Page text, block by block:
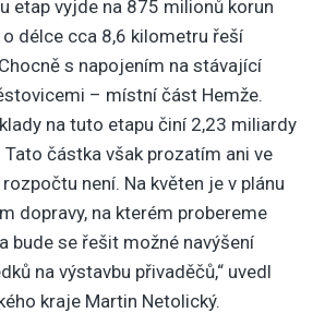
etap vyjde na 875 milionů korun
o délce cca 8,6 kilometru řeší
s napojením na stávající
– místní část Hemže.
na tuto etapu činí 2,23 miliardy
Tato částka však prozatím ani ve
není. Na květen je v plánu
dopravy, na kterém probereme
bude se řešit možné navýšení
na výstavbu přivaděčů,“ uvedl
kraje Martin Netolický.